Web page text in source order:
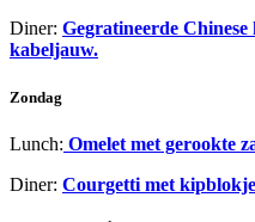
Diner: Gegratineerde Chinese
kabeljauw.
Zondag
Lunch: Omelet met gerookte
Diner: Courgetti met